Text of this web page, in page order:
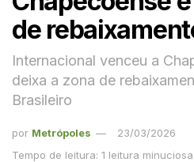
de
Internacional venceu a
deixa a zona de
Brasileiro
por Metrópoles
23/03/2026
Tempo de leitura: 1 leitura minuciosa